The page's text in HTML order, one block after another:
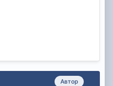
Автор